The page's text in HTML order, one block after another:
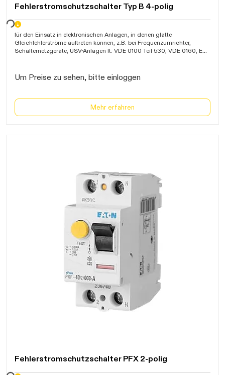
Fehlerstromschutzschalter Typ B 4-polig
für den Einsatz in elektronischen Anlagen, in denen glatte
Gleichfehlerströme auftreten können, z.B. bei Frequenzumrichter,
Schalternetzgeräte, USV-Anlagen lt. VDE 0100 Teil 530, VDE 0160, EN
entsprechend DIN VDE 0664-100, VDE
Um Preise zu sehen, bitte einloggen
Mehr erfahren
Fehlerstromschutzschalter PFX 2-polig